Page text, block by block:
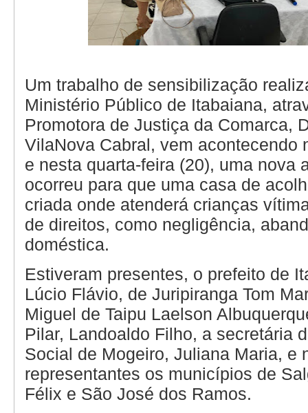
Um trabalho de sensibilização
Ministério Público de Itabaiana,
Promotora de Justiça da Comarca,
VilaNova Cabral, vem acontecendo
e nesta quarta-feira (20), uma nova
ocorreu para que uma casa de
criada onde atenderá crianças
de direitos, como negligência,
doméstica.
Estiveram presentes, o prefeito de
Lúcio Flávio, de Juripiranga Tom
Miguel de Taipu Laelson
Pilar, Landoaldo Filho, a secretária
Social de Mogeiro, Juliana Maria, e
representantes os municípios de
Félix e São José dos Ramos.